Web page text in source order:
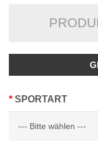
SPORTART